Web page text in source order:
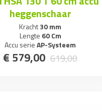
heggenschaar
Kracht30 mm
Lengte 60 Cm
Accu serieAP-Systeem
€ 579,00 619,00